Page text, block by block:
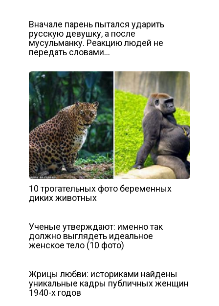
Вначале парень пытался ударить
русскую девушку, а после
мусульманку. Реакцию людей не
передать словами…
10 трогательных фото беременных
диких животных
Ученые утверждают: именно так
должно выглядеть идеальное
женское тело (10 фото)
Жрицы любви: историками найдены
уникальные кадры публичных женщин
1940-х годов